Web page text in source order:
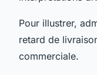
Pour illustrer,
retard de
commerciale.